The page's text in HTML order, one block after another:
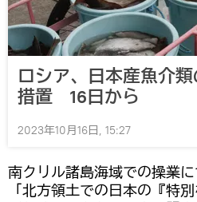
ロシア、日本産魚介
措置 16日から
2023年10月16日, 15:27
南クリル諸島海域での操業
「北方領土での日本の『特